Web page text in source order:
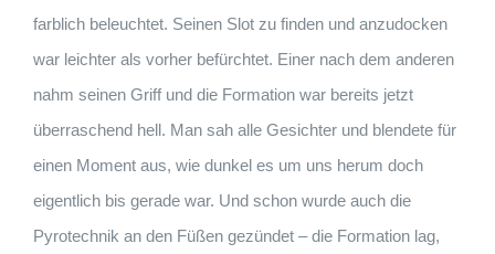
farblich beleuchtet. Seinen Slot zu finden und anzudocken
war leichter als vorher befürchtet. Einer nach dem anderen
nahm seinen Griff und die Formation war bereits jetzt
überraschend hell. Man sah alle Gesichter und blendete für
einen Moment aus, wie dunkel es um uns herum doch
eigentlich bis gerade war. Und schon wurde auch die
Pyrotechnik an den Füßen gezündet – die Formation lag,